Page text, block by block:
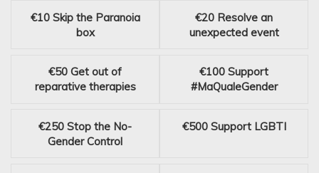
€10 Skip the Paranoia
box
€20 Resolve an
unexpected event
€50 Get out of
reparative therapies
€100 Support
#MaQualeGender
€250 Stop the No-
Gender Control
€500 Support LGBTI